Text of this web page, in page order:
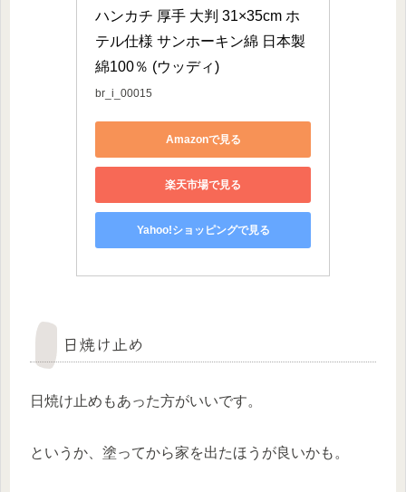
ハンカチ 厚手 大判 31×35cm ホ
テル仕様 サンホーキン綿 日本製
綿100％ (ウッディ)
br_i_00015
Amazonで見る
楽天市場で見る
Yahoo!ショッピングで見る
日焼け止め
日焼け止めもあった方がいいです。
というか、塗ってから家を出たほうが良いかも。